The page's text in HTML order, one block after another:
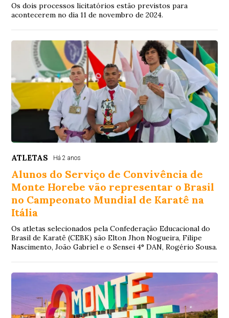
Os dois processos licitatórios estão previstos para
acontecerem no dia 11 de novembro de 2024.
ATLETAS Há 2 anos
Alunos do Serviço de Convivência de
Monte Horebe vão representar o Brasil
no Campeonato Mundial de Karatê na
Itália
Os atletas selecionados pela Confederação Educacional do
Brasil de Karatê (CEBK) são Elton Jhon Nogueira, Filipe
Nascimento, João Gabriel e o Sensei 4° DAN, Rogério Sousa.